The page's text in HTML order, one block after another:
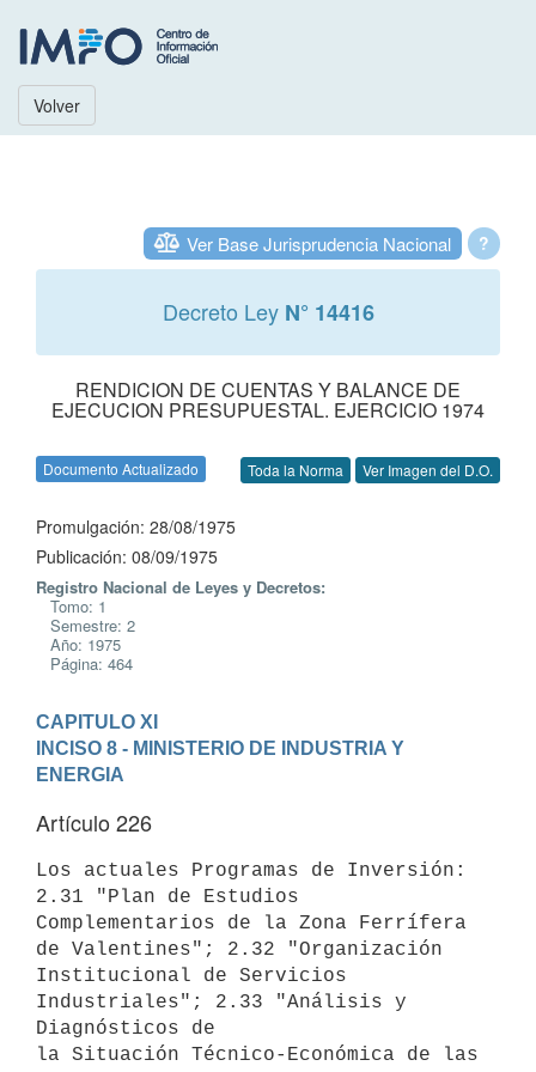
Volver
?
Ver Base Jurisprudencia Nacional
Decreto Ley N° 14416
RENDICION DE CUENTAS Y BALANCE DE
EJECUCION PRESUPUESTAL. EJERCICIO 1974
Documento Actualizado Toda la Norma Ver Imagen del D.O.
Promulgación: 28/08/1975
Publicación: 08/09/1975
Registro Nacional de Leyes y Decretos:
Tomo: 1
Semestre: 2
Año: 1975
Página: 464
CAPITULO XI
INCISO 8 - MINISTERIO DE INDUSTRIA Y
ENERGIA
Artículo 226
Los actuales Programas de Inversión:
2.31 "Plan de Estudios
Complementarios de la Zona Ferrífera
de Valentines"; 2.32 "Organización
Institucional de Servicios
Industriales"; 2.33 "Análisis y
Diagnósticos de
la Situación Técnico-Económica de las